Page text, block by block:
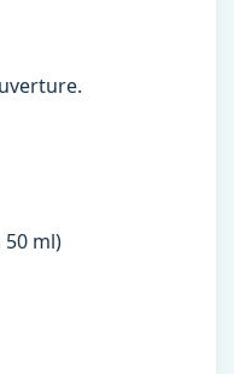
50 ml)